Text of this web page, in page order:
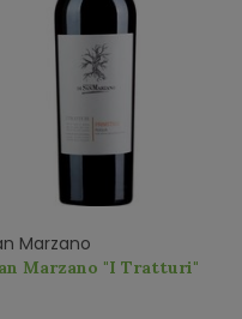
Marzano
Marzano "I Tratturi"